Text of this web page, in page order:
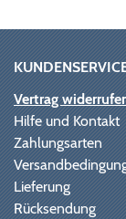
Vertrag
Hilfe und Kontakt
Zahlungsarten
Lieferung
Rücksendung